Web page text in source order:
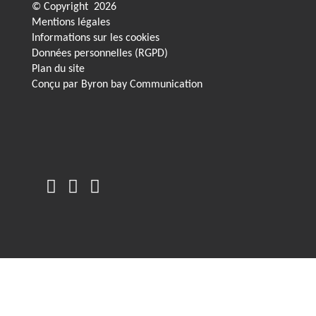
© Copyright 2026
Mentions légales
Informations sur les cookies
Données personnelles (RGPD)
Plan du site
Conçu par Byron bay Communication